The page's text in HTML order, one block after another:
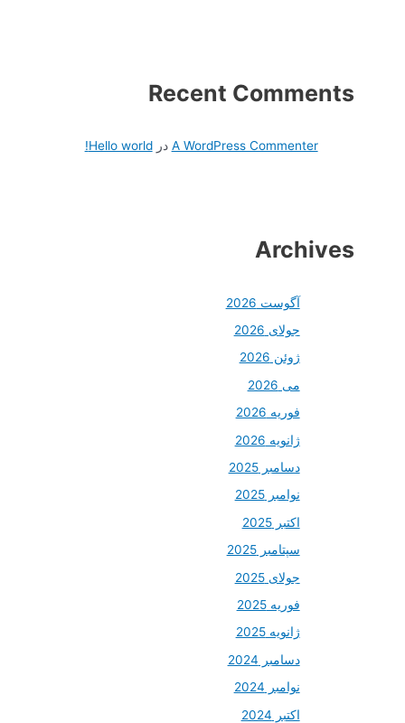
Recent Comments
A WordPress Commenter درHello world!
Archives
آگوست 2026
جولای 2026
ژوئن 2026
می 2026
فوریه 2026
ژانویه 2026
دسامبر 2025
نوامبر 2025
اکتبر 2025
سپتامبر 2025
جولای 2025
فوریه 2025
ژانویه 2025
دسامبر 2024
نوامبر 2024
اکتبر 2024